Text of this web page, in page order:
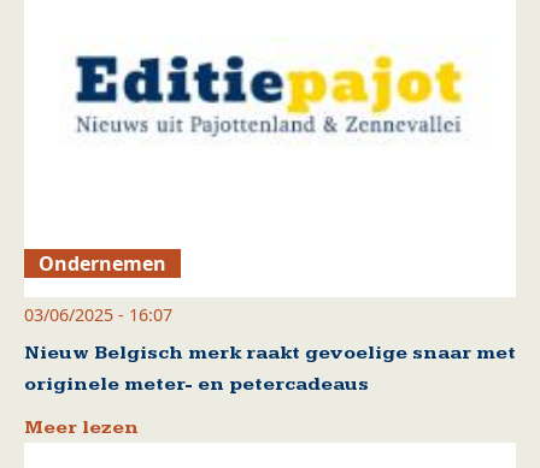
Ondernemen
03/06/2025 - 16:07
Nieuw Belgisch merk raakt gevoelige snaar met
originele meter- en petercadeaus
Meer lezen